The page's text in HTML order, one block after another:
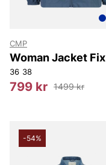
CMP
Woman Jacket Fix
Hood
36 38
799 kr 1499 kr
-54%